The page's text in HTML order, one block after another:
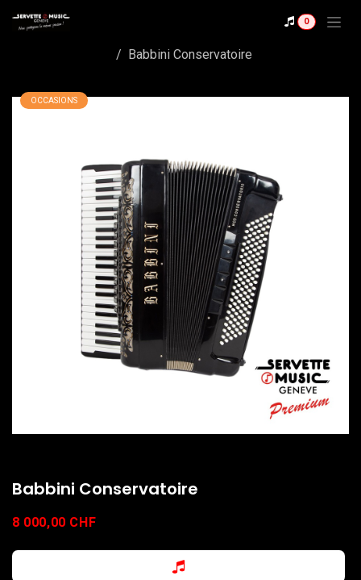
0
Babbini Conservatoire
OCCASIONS
Babbini Conservatoire
8 000,00 CHF